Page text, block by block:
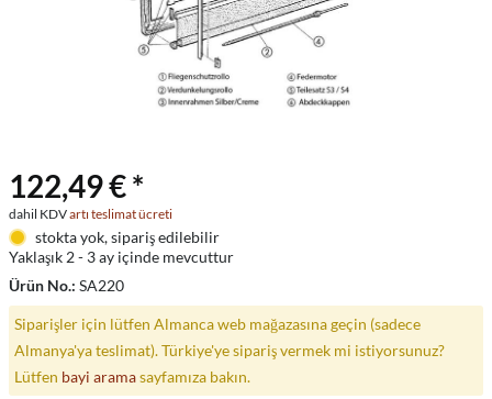
122,49 € *
dahil KDVartı teslimat ücreti
stokta yok, sipariş edilebilir
Yaklaşık 2 - 3 ay içinde mevcuttur
Ürün No.: SA220
Siparişler için lütfen Almanca web mağazasına geçin (sadece
Almanya'ya teslimat). Türkiye'ye sipariş vermek mi istiyorsunuz?
Lütfen bayi aramasayfamıza bakın.